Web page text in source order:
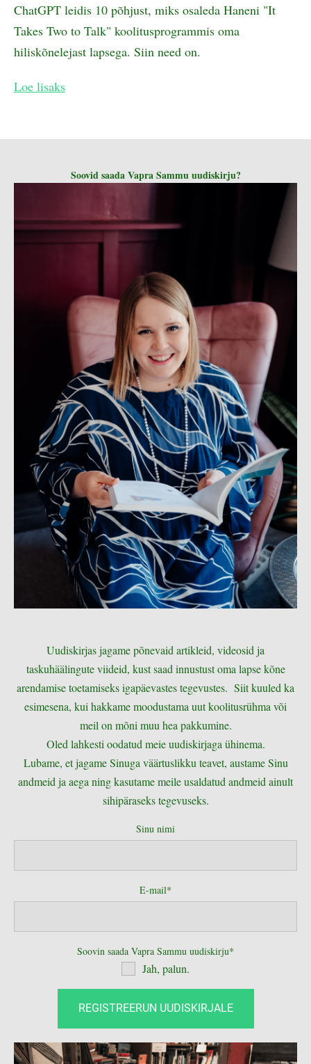
ChatGPT leidis 10 põhjust, miks osaleda Haneni "It
Takes Two to Talk" koolitusprogrammis oma
hiliskõnelejast lapsega. Siin need on.
Loe lisaks
Soovid saada Vapra Sammu uudiskirju?
Uudiskirjas jagame põnevaid artikleid, videosid ja
taskuhäälingute viideid, kust saad innustust oma lapse kõne
arendamise toetamiseks igapäevastes tegevustes. Siit kuuled ka
esimesena, kui hakkame moodustama uut koolitusrühma või
meil on mõni muu hea pakkumine.
Oled lahkesti oodatud meie uudiskirjaga ühinema.
Lubame, et jagame Sinuga väärtuslikku teavet, austame Sinu
andmeid ja aega ning kasutame meile usaldatud andmeid ainult
sihipäraseks tegevuseks.
Sinu nimi
E-mail
Soovin saada Vapra Sammu uudiskirju
Jah, palun.